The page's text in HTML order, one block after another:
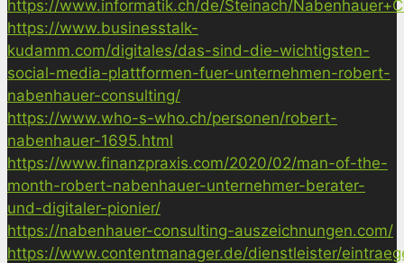
https://www.informatik.ch/de/Steinach/
https://www.businesstalk-
kudamm.com/digitales/das-sind-die-wichtigsten-
social-media-plattformen-fuer-unternehmen-robert-
nabenhauer-consulting/
https://www.who-s-who.ch/personen/robert-
nabenhauer-1695.html
https://www.finanzpraxis.com/2020/02/man-of-the-
month-robert-nabenhauer-unternehmer-berater-
und-digitaler-pionier/
https://nabenhauer-consulting-auszeichnungen.com/
https://www.contentmanager.de/dienstleister/